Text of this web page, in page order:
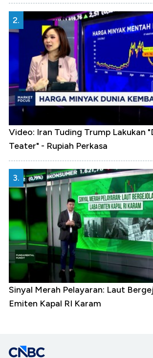
2.
Video: Iran Tuding Trump Lakukan
Teater" - Rupiah Perkasa
3.
Sinyal Merah Pelayaran: Laut
Emiten Kapal RI Karam